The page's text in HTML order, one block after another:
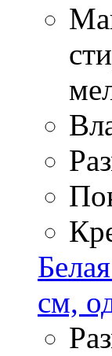
см,